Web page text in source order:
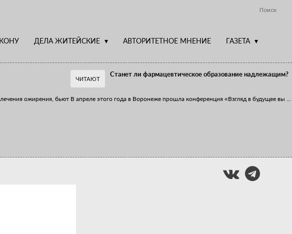
Поиск
ДЕЛА ЖИТЕЙСКИЕ АВТОРИТЕТНОЕ МНЕНИЕ ГАЗЕТА
ожирения, бьют
ЧИТАЮТ
Станет ли фармацевтическое образование надлежащим?
В апреле этого года в Воронеже прошла конференция «Взгляд в будущее вы